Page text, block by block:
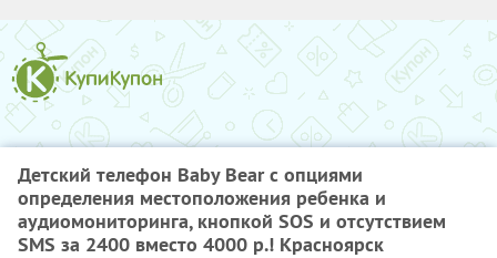
Детский телефон Baby Bear с опциями
определения местоположения ребенка и
аудиомониторинга, кнопкой SOS и отсутствием
SMS за 2400 вместо 4000 р.! Красноярск